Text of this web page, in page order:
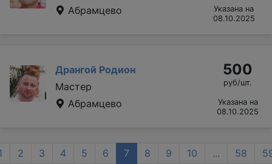
Абрамцево
Указана на
08.10.2025
Дрангой Родион
Мастер
Абрамцево
500
руб/шт.
Указана на
08.10.2025
2 3 4 5 6 7 8 9 10 ... 58